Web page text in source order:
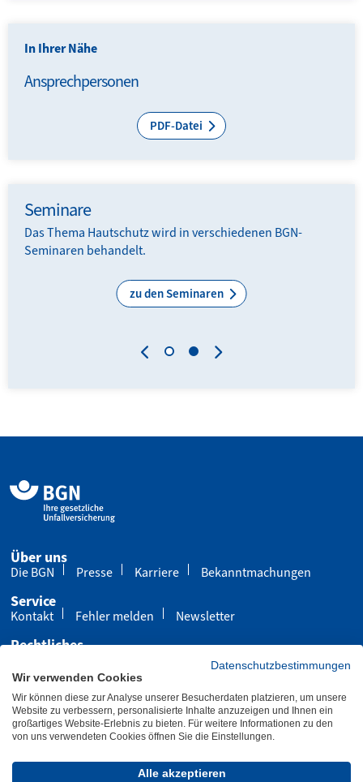
In Ihrer Nähe
Ansprechpersonen
PDF-Datei
Seminare
Das Thema Hautschutz wird in verschiedenen BGN-
Seminaren behandelt.
zu den Seminaren
Über uns
Die BGN Presse Karriere Bekanntmachungen
Service
Kontakt Fehler melden Newsletter
Rechtliches
Cookies
Barrierefreiheit
Übersicht Leichte Sprache Gebärdensprache
Letzte Aktualisierung 30.07.2026
Datenschutzbestimmungen
Wir verwenden Cookies
Wir können diese zur Analyse unserer Besucherdaten platzieren, um unsere
Website zu verbessern, personalisierte Inhalte anzuzeigen und Ihnen ein
großartiges Website-Erlebnis zu bieten. Für weitere Informationen zu den
von uns verwendeten Cookies öffnen Sie die Einstellungen.
Alle akzeptieren